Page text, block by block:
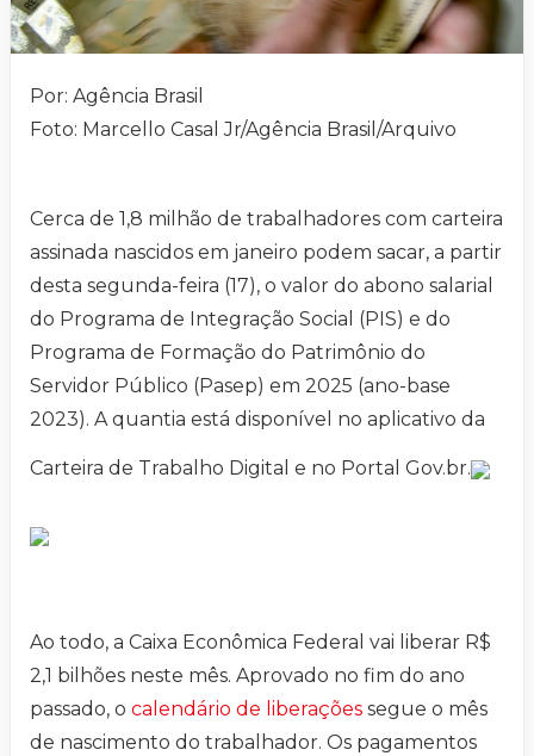
Por: Agência Brasil
Foto: Marcello Casal Jr/Agência Brasil/Arquivo
Cerca de 1,8 milhão de trabalhadores com carteira
assinada nascidos em janeiro podem sacar, a partir
desta segunda-feira (17), o valor do abono salarial
do Programa de Integração Social (PIS) e do
Programa de Formação do Patrimônio do
Servidor Público (Pasep) em 2025 (ano-base
2023). A quantia está disponível no aplicativo da
Carteira de Trabalho Digital e no Portal Gov.br.
Ao todo, a Caixa Econômica Federal vai liberar R$
2,1 bilhões neste mês. Aprovado no fim do ano
passado, o calendário de liberações segue o mês
de nascimento do trabalhador. Os pagamentos